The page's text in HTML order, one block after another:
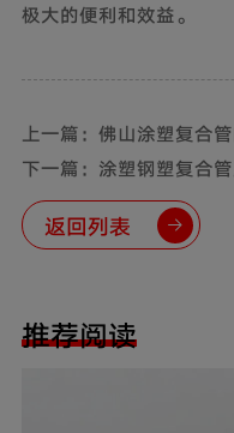
极大的便利和效益。
上一篇：佛山涂塑复合
下一篇：涂塑钢塑复合
返回列表
推荐阅读